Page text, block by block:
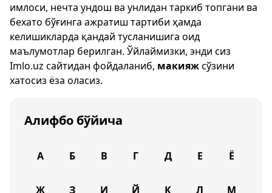
имлоси, нечта ундош ва унлидан таркиб топгани ва
бехато бўғинга ажратиш тартиби ҳамда
келишикларда қандай тусланишига оид
маълумотлар берилган. Ўйлаймизки, энди сиз
Imlo.uz сайтидан фойдаланиб, макияжсўзини
хатосиз ёза оласиз.
Алифбо бўйича
А Б В Г Д Е Ё
Ж З И Й К Л М